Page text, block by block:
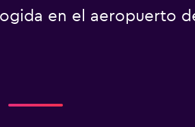
en el aeropuerto